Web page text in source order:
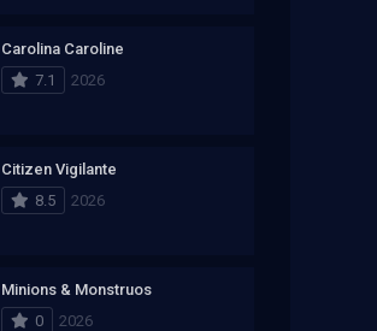
Carolina Caroline
7.1
2026
Citizen Vigilante
8.5
2026
Minions & Monstruos
0
2026